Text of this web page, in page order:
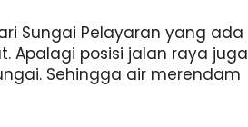
Sungai Pelayaran yang ada
Apalagi posisi jalan raya juga
Sehingga air merendam